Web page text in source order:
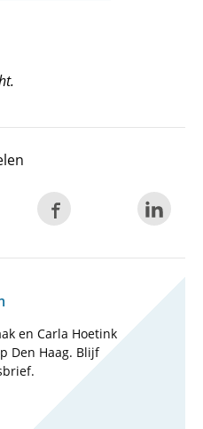
en Carla Hoetink
Den Haag. Blijf